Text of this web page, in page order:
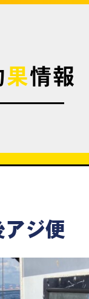
果情報
アジ便